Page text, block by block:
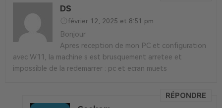
DS
février 12, 2025 et 8:51 pm
Bonjour
Apres reception de mon PC et configuration
avec W11, la machine s est brusquement arretee et
impossible de la redemarrer : pc et ecran muets
RÉPONDRE